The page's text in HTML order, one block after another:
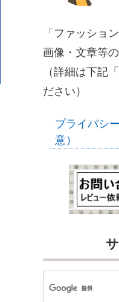
「ファッショ
画像・文章等
（詳細は下記
ださい）
プライバシ
意）